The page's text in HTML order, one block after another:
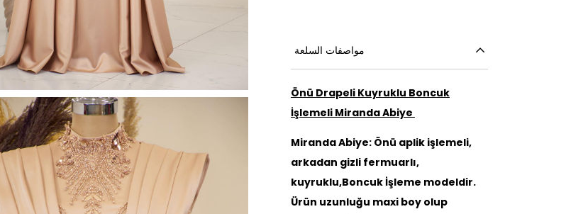
مواصفات السلعة
Önü Drapeli Kuyruklu Boncuk
İşlemeli Miranda Abiye
Miranda Abiye: Önü aplik işlemeli,
arkadan gizli fermuarlı,
kuyruklu,Boncuk İşleme modeldir.
Ürün uzunluğu maxi boy olup